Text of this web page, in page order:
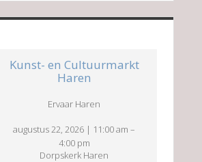
Kunst- en Cultuurmarkt
Haren
Ervaar Haren
augustus 22, 2026 | 11:00 am–
4:00 pm
Dorpskerk Haren